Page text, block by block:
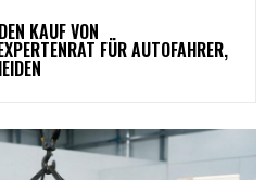
KAUF VON
FÜR AUTOFAHRER,